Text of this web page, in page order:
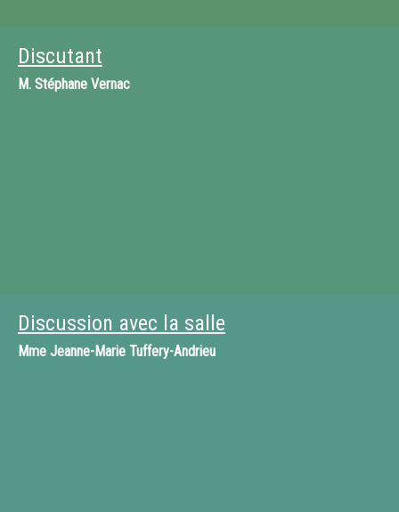
Discutant
M. Stéphane Vernac
Discussion avec la salle
Mme Jeanne-Marie Tuffery-Andrieu